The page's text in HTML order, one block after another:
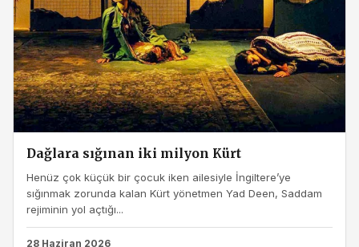
Dağlara sığınan iki milyon Kürt
Henüz çok küçük bir çocuk iken ailesiyle İngiltere’ye
sığınmak zorunda kalan Kürt yönetmen Yad Deen, Saddam
rejiminin yol açtığı...
28 Haziran 2026